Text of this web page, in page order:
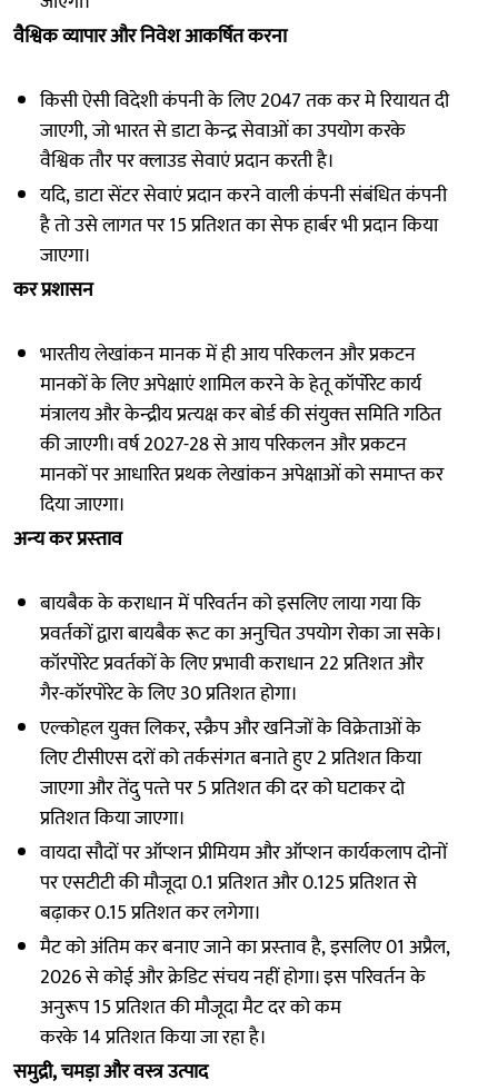
वैश्विक व्‍यापार और निवेश आकर्षित करना
किसी ऐसी विदेशी कंपनी के लिए 2047 तक कर मे रियायत दी
जाएगी, जो भारत से डाटा केन्‍द्र सेवाओं का उपयोग करके
वैश्विक तौर पर क्‍लाउड सेवाएं प्रदान करती है।
यदि, डाटा सेंटर सेवाएं प्रदान करने वाली कंपनी संबंधित कंपनी
है तो उसे लागत पर 15 प्रतिशत का सेफ हार्बर भी प्रदान किया
जाएगा।
कर प्रशासन
भारतीय लेखांकन मानक में ही आय परिकलन और प्रकटन
मानकों के लिए अपेक्षाएं शामिल करने के हेतू कॉर्पोरेट कार्य
मंत्रालय और केन्‍द्रीय प्रत्‍यक्ष कर बोर्ड की संयुक्‍त समिति गठित
की जाएगी। वर्ष 2027-28 से आय परिकलन और प्रकटन
मानकों पर आधारित प्रथक लेखांकन अपेक्षाओं को समाप्‍त कर
दिया जाएगा।
अन्‍य कर प्रस्‍ताव
बायबैक के कराधान में परिवर्तन को इसलिए लाया गया कि
प्रवर्तकों द्वारा बायबैक रूट का अनुचित उपयोग रोका जा सके।
कॉरपोरेट प्रवर्तकों के लिए प्रभावी कराधान 22 प्रतिशत और
गैर-कॉरपोरेट के लिए 30 प्रतिशत होगा।
एल्‍कोहल युक्‍त लिकर, स्‍क्रैप और खनिजों के विक्रेताओं के
लिए टीसीएस दरों को तर्कसंगत बनाते हुए 2 प्रतिशत किया
जाएगा और तेंदु पत्‍ते पर 5 प्रतिशत की दर को घटाकर दो
प्रतिशत किया जाएगा।
वायदा सौदों पर ऑप्‍शन प्रीमियम और ऑप्‍शन कार्यकलाप दोनों
पर एसटीटी की मौजूदा 0.1 प्रतिशत और 0.125 प्रतिशत से
बढ़ाकर 0.15 प्रतिशत कर लगेगा।
मैट को अंतिम कर बनाए जाने का प्रस्‍ताव है, इसलिए 01 अप्रैल,
2026 से कोई और क्रेडिट संचय नहीं होगा। इस परिवर्तन के
अनुरूप 15 प्रतिशत की मौजूदा मैट दर को कम
करके 14 प्रतिशत किया जा रहा है।
समुद्री, चमड़ा और वस्त्र उत्पाद